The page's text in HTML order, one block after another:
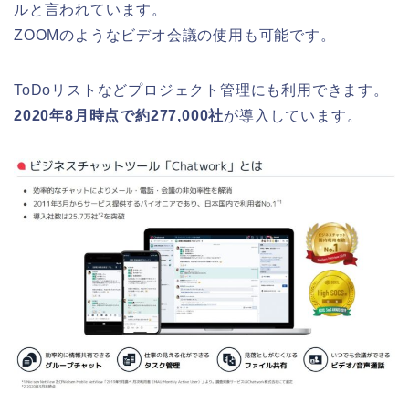
ルと言われています。
ZOOMのようなビデオ会議の使用も可能です。
ToDoリストなどプロジェクト管理にも利用できます。
2020年8月時点で約277,000社が導入しています。